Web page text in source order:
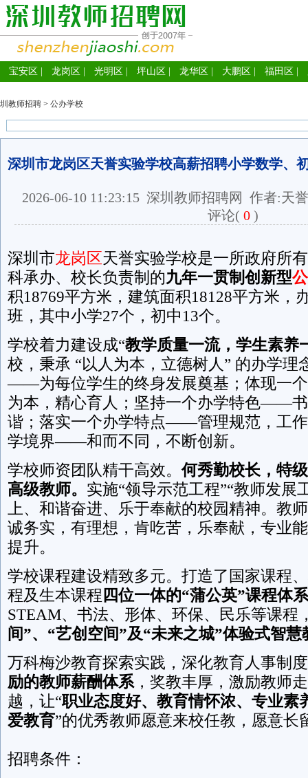
宝安区 龙岗区 光明区 坪山区 龙华区 大鹏区 福田区
圳教师招聘 > 公办学校
深圳市龙岗区天誉实验学校高薪招聘小学数学、
2026-06-10 11:23:15 深圳教师招聘网 作者:天
评论( 0)
深圳市龙岗区天誉实验学校是一所政府所
科承办、校长负责制的九年一贯制创新型
积18769平方米，建筑面积18128平方米，
班，其中小学27个，初中13个。
学校着力建设成“教学质量一流，学生素养
校，秉承 “以人为本，立德树人” 的办学理
——为每位学生的终身发展奠基；体现一
为本，精心育人；坚持一个办学特色——
谐；落实一个办学特点——管理规范，工
学境界——和而不同，不断创新。
学校师资团队精干高效。何秀勤校长，特
高级教师。 实施“领导示范工程”“教师发展
上、和谐奋进、乐于奉献的校园精神。教
诚务实，有理想，肯吃苦，乐奉献，专业
提升。
学校课程建设精致多元。打造了国家课程
程及生本课程 四位一体的“蒲公英”课程体系
STEAM、书法、形体、环保、民乐等课程
间”、“艺创空间”及“未来之城”体验式智慧
万科梅沙教育探索实践，深化教育人事制
励的教师薪酬体系 ，奖教丰厚，激励教师
越，让“职业态度好、教育情怀浓、专业素
爱教育”的优秀教师愿意来校任教，愿意长
招聘条件：